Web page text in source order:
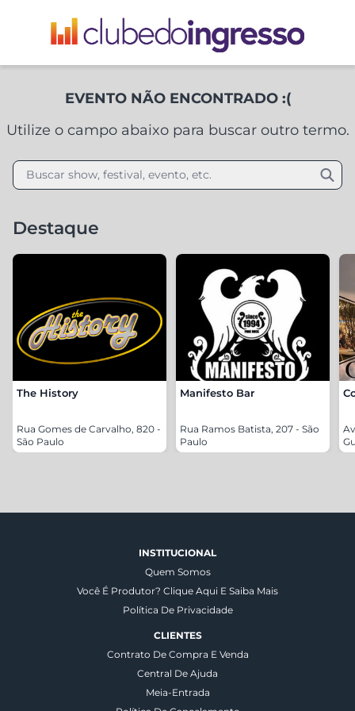
EVENTO NÃO ENCONTRADO :(
Utilize o campo abaixo para buscar outro termo.
Buscar show, festival, evento, etc.
Destaque
The History
Rua Gomes de Carvalho, 820 -
São Paulo
Manifesto Bar
Rua Ramos Batista, 207 - São
Paulo
INSTITUCIONAL
Quem Somos
Você É Produtor? Clique Aqui E Saiba Mais
Política De Privacidade
CLIENTES
Contrato De Compra E Venda
Central De Ajuda
Meia-Entrada